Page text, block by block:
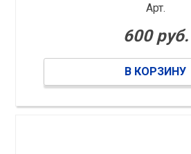
Арт.
600 руб.
В КОРЗИНУ